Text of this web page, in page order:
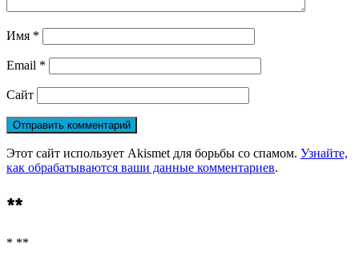
Имя *
Email *
Сайт
Этот сайт использует Akismet для борьбы со спамом. Узнайте,
как обрабатываются ваши данные комментариев.
**
* **